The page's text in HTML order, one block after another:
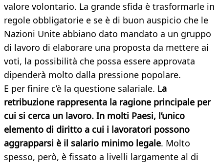
valore volontario. La grande sfida è trasformarle in
regole obbligatorie e se è di buon auspicio che le
Nazioni Unite abbiano dato mandato a un gruppo
di lavoro di elaborare una proposta da mettere ai
voti, la possibilità che possa essere approvata
dipenderà molto dalla pressione popolare.
E per finire c’è la questione salariale. La
retribuzione rappresenta la ragione principale per
cui si cerca un lavoro. In molti Paesi, l’unico
elemento di diritto a cui i lavoratori possono
aggrapparsi è il salario minimo legale. Molto
spesso, però, è fissato a livelli largamente al di